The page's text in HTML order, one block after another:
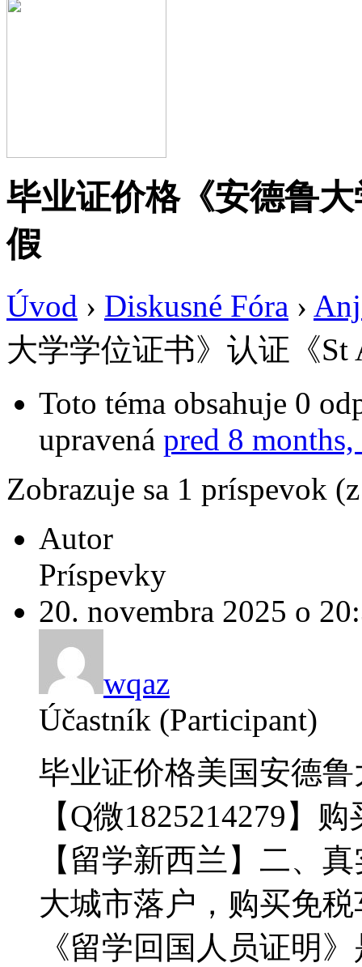
毕业证价格《安德鲁
假
Úvod › Diskusné Fóra ›
大学学位证书》认证《St
Toto téma obsahuje 0
upravená pred 8 months,
Zobrazuje sa 1 príspevok
Autor
Príspevky
20. novembra 2025 o
wqaz
Účastník (Participant)
毕业证价格美国安德
【Q微1825214279】
【留学新西兰】二、
大城市落户，购买免税
《留学回国人员证明